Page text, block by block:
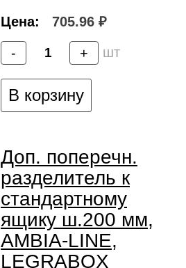
Цена: 705.96 ₽
- + шт
В корзину
Доп. поперечн.
разделитель к
стандартному
ящику ш.200 мм,
AMBIA-LINE,
LEGRABOX